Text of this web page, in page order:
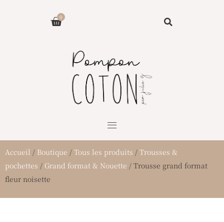
0
Panier
Accueil / Boutique / Tous les produits / Trousses &
pochettes / Grand format & Nouette / Trousse grand format
fleur noisette